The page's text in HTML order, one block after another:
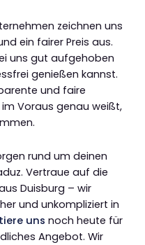
zeichnen uns
ein fairer Preis aus.
uns gut aufgehoben
genießen kannst.
und faire
Voraus genau weißt,
rund um deinen
Vertraue auf die
Duisburg – wir
und unkompliziert in
uns noch heute für
Angebot. Wir